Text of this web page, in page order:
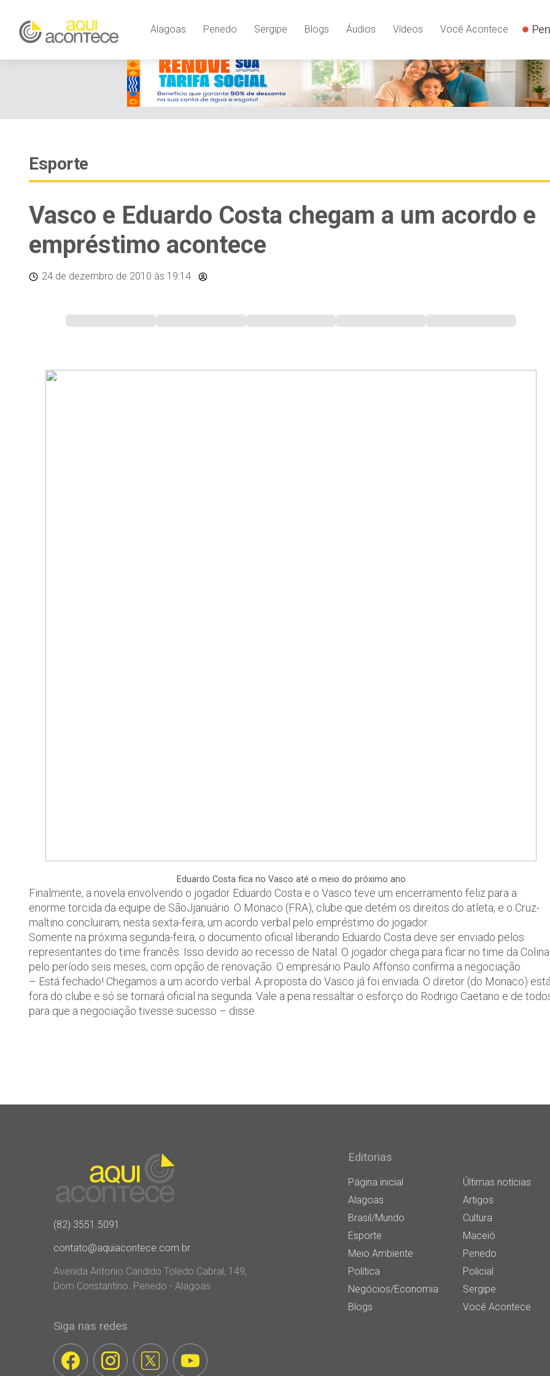
Alagoas Penedo Sergipe Blogs Áudios Vídeos Você Acontece
Esporte
Vasco e Eduardo Costa chegam a um acordo e
empréstimo acontece
24 de dezembro de 2010 às 19:14
Eduardo Costa fica no Vasco até o meio do próximo ano
Finalmente, a novela envolvendo o jogador Eduardo Costa e o Vasco teve um encerramento feliz para a
enorme torcida da equipe de SãoJjanuário. O Monaco (FRA), clube que detém os direitos do atleta, e o Cruz-
maltino concluiram, nesta sexta-feira, um acordo verbal pelo empréstimo do jogador.
Somente na próxima segunda-feira, o documento oficial liberando Eduardo Costa deve ser enviado pelos
representantes do time francês. Isso devido ao recesso de Natal. O jogador chega para ficar no time da Colina
pelo período seis meses, com opção de renovação. O empresário Paulo Affonso confirma a negociação.
– Está fechado! Chegamos a um acordo verbal. A proposta do Vasco já foi enviada. O diretor (do Monaco)
fora do clube e só se tornará oficial na segunda. Vale a pena ressaltar o esforço do Rodrigo Caetano e de
para que a negociação tivesse sucesso – disse.
(82) 3551.5091
contato@aquiacontece.com.br
Avenida Antonio Candido Toledo Cabral, 149,
Dom Constantino. Penedo - Alagoas
Siga nas redes
Editorias
Página inicial
Últimas notícias
Alagoas
Artigos
Brasil/Mundo
Cultura
Esporte
Maceió
Meio Ambiente
Penedo
Política
Policial
Negócios/Economia
Sergipe
Blogs
Você Acontece